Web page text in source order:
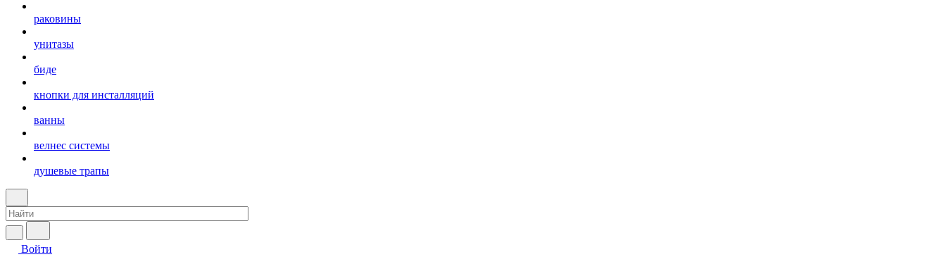
раковины
унитазы
биде
кнопки для инсталляций
ванны
велнес системы
душевые трапы
Войти